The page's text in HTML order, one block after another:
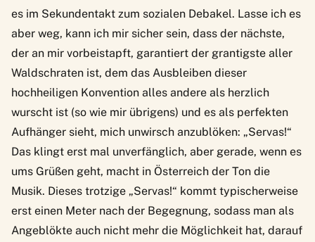
es im Sekundentakt zum sozialen Debakel. Lasse ich es
aber weg, kann ich mir sicher sein, dass der nächste,
der an mir vorbeistapft, garantiert der grantigste aller
Waldschraten ist, dem das Ausbleiben dieser
hochheiligen Konvention alles andere als herzlich
wurscht ist (so wie mir übrigens) und es als perfekten
Aufhänger sieht, mich unwirsch anzublöken: „Servas!“
Das klingt erst mal unverfänglich, aber gerade, wenn es
ums Grüßen geht, macht in Österreich der Ton die
Musik. Dieses trotzige „Servas!“ kommt typischerweise
erst einen Meter nach der Begegnung, sodass man als
Angeblökte auch nicht mehr die Möglichkeit hat, darauf